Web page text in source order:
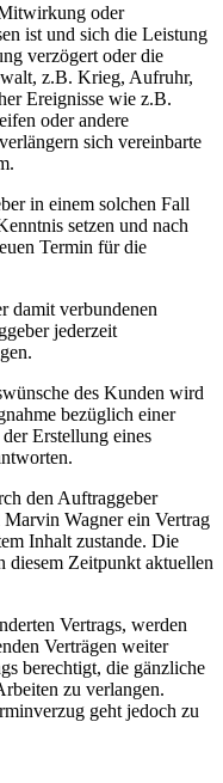
oder
ist und sich die Leistung
verzögert oder die
z.B. Krieg, Aufruhr,
Ereignisse wie z.B.
oder andere
sich vereinbarte
in einem solchen Fall
setzen und nach
Termin für die
damit verbundenen
jederzeit
des Kunden wird
bezüglich einer
Erstellung eines
den Auftraggeber
Wagner ein Vertrag
Inhalt zustande. Die
diesem Zeitpunkt aktuellen
Vertrags, werden
Verträgen weiter
berechtigt, die gänzliche
zu verlangen.
geht jedoch zu